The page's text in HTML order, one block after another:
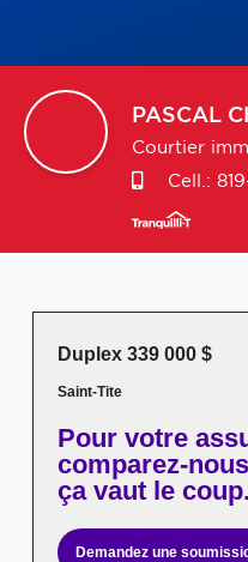
PASCAL
Courtier
Cell.:
Duplex 339 000 $
Saint-Tite
Pour votre
comparez-
ça vaut le coup.
Demandez une